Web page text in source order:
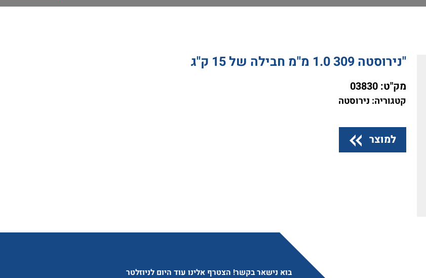
"נירוסטה 309 1.0 מ"מ חבילה של 15 ק"ג
מק"ט: 03830
קטגוריה: נירוסטה
למוצר
בוא נישאר בקשר! הצטרף אלינו עוד היום לניוזלטר